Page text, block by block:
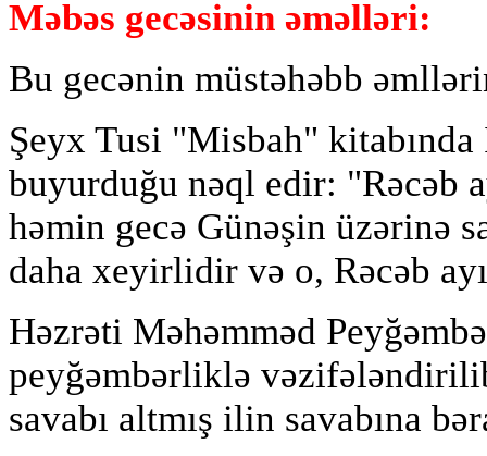
Məbəs gecəsinin əməlləri:
Bu gecənin müstəhəbb
Şeyx Tusi "Misbah" kitabında
buyurduğu nəql edir: "Rəcəb
həmin gecə Günəşin üzərinə
daha xeyirlidir və o, Rəcəb
Həzrəti Məhəmməd
peyğəmbərliklə
savabı altmış ilin savabına